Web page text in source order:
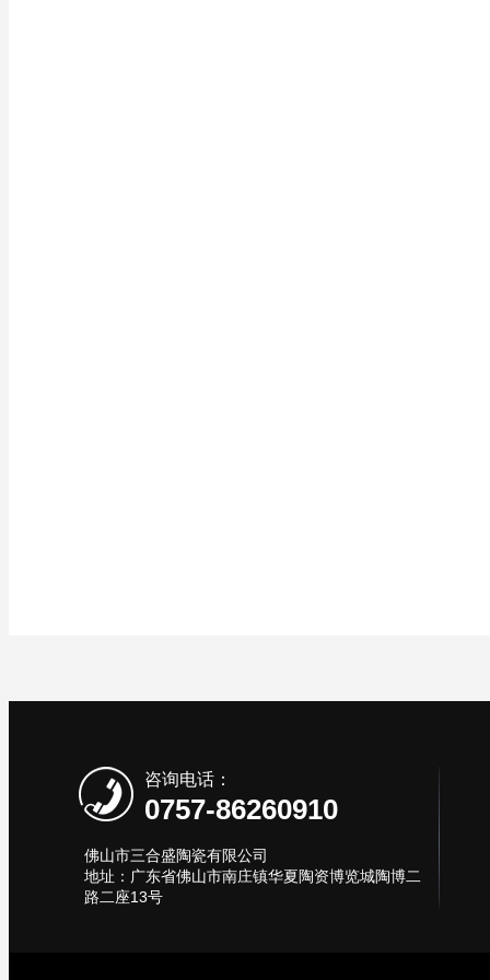
咨询电话：
0757-86260910
佛山市三合盛陶瓷有限公司
地址：广东省佛山市南庄镇华夏陶资博览城陶博二
路二座13号